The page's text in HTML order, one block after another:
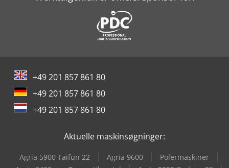
Metallkraft Mbsm 75-20
Muratec Mw40
Okuma Ma-400Ha
Okuma Mb-5000H
Okuma Mcr-A5Cii
+49 201 857 861 80
+49 201 857 861 80
+49 201 857 861 80
Aktuelle maskinsøgninger:
Agria 5900 Taifun 22 Agria 9600
Polermaskiner